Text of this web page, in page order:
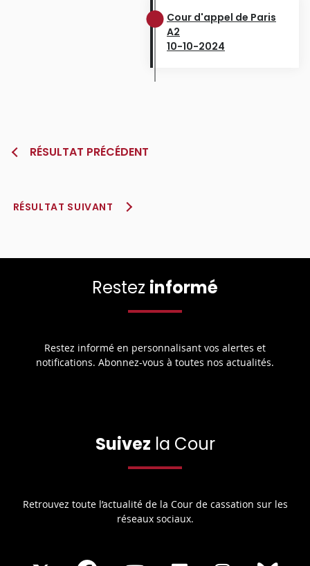
Cour d'appel de Paris
A2
10-10-2024
RÉSULTAT PRÉCÉDENT
RÉSULTAT SUIVANT
Restez informé
Restez informé en personnalisant vos alertes et
notifications. Abonnez-vous à toutes nos actualités.
Suivez la Cour
Retrouvez toute l’actualité de la Cour de cassation sur les
réseaux sociaux.